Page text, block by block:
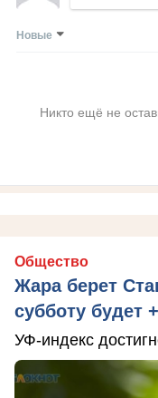
Новые
Никто ещё не
Общество
Жара берет
субботу будет
УФ-индекс